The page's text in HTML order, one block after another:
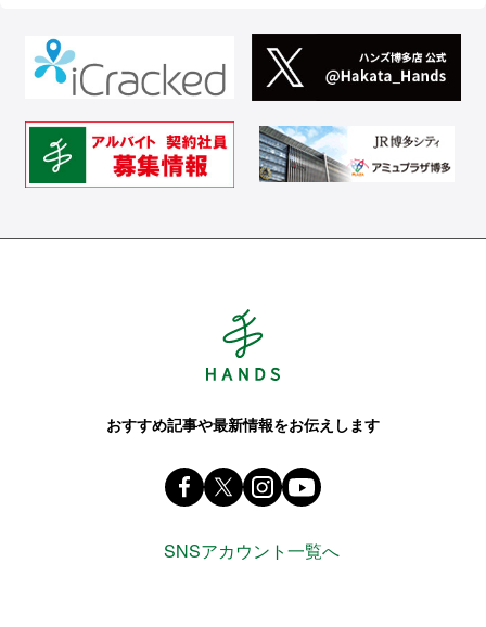
おすすめ記事や最新情報をお伝えします
Facebook ハンズ公式ファンページ
X(旧 twitter) @Hands_official_
instagram
SNSアカウント一覧へ